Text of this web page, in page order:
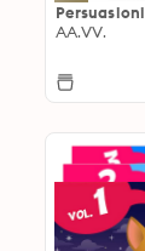
Persuasioni
AA.VV.